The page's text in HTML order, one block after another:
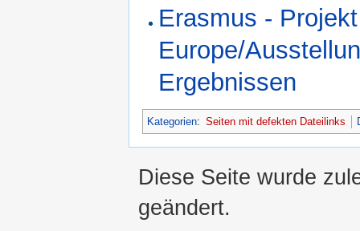
Erasmus -
Europe/
Ergebnissen
Kategorien: Seiten mit defekten Dateilinks
Diese Seite wurde
geändert.